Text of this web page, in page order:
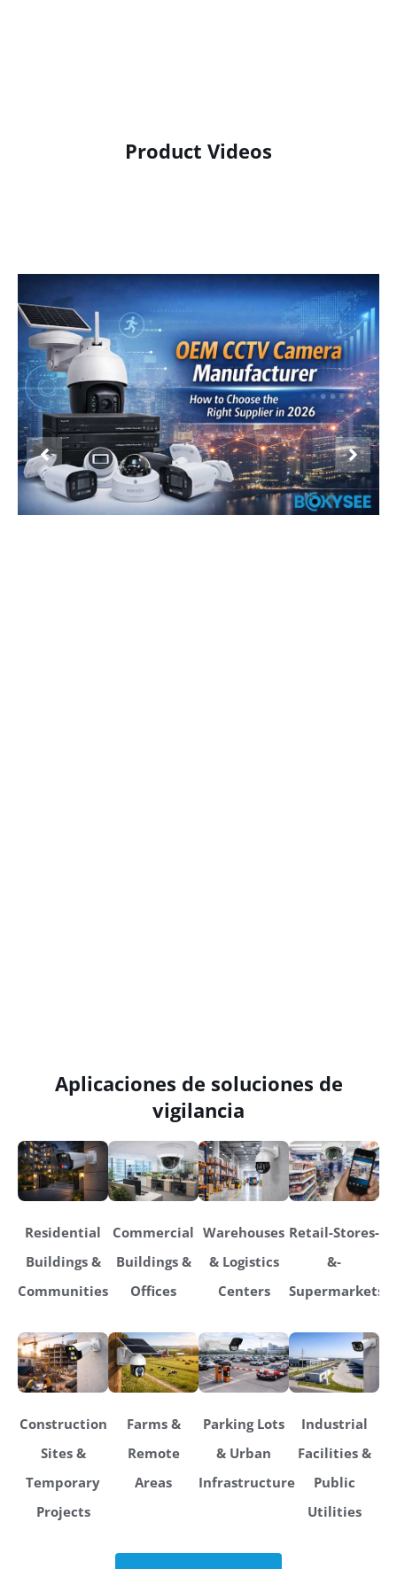
Product Videos
Aplicaciones de soluciones de
vigilancia
Residential
Buildings &
Communities
Commercial
Buildings &
Offices
Warehouses
& Logistics
Centers
Retail-Stores-
&-
Supermarkets
Construction
Sites &
Temporary
Projects
Farms &
Remote
Areas
Parking Lots
& Urban
Infrastructure
Industrial
Facilities &
Public
Utilities